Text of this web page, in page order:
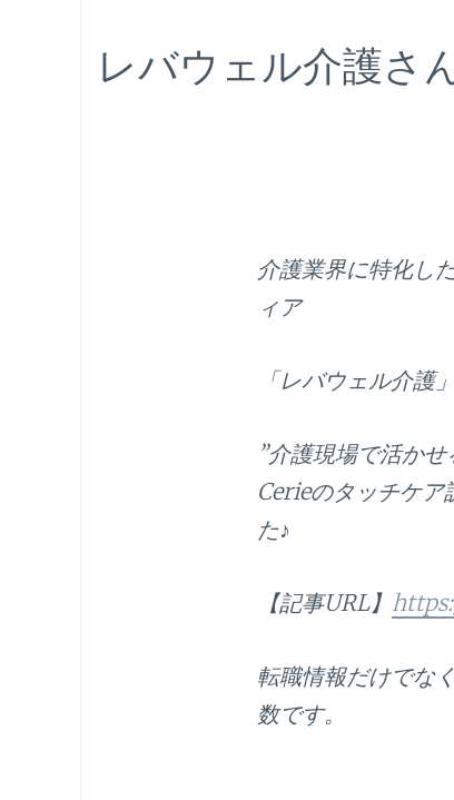
レバウェル介護さ
介護業界に特化し
ィア
「レバウェル介護
”介護現場で活かせ
Cerieのタッチケア
た♪
【記事URL】
転職情報だけでな
数です。